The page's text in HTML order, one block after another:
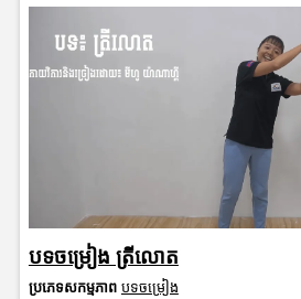
បទចម្រៀង ត្រីលោត
ប្រភេទសកម្មភាព បទចម្រៀង